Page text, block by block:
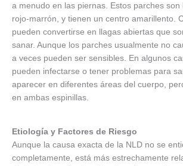
a menudo en las piernas. Estos parches
rojo-marrón, y tienen un centro amarillento.
pueden convertirse en llagas abiertas que
sanar. Aunque los parches usualmente no
a veces pueden ser sensibles. En algunos
pueden infectarse o tener problemas para
aparecer en diferentes áreas del cuerpo,
en ambas espinillas.
Etiología y Factores de Riesgo
Aunque la causa exacta de la NLD no se
completamente, está más estrechamente